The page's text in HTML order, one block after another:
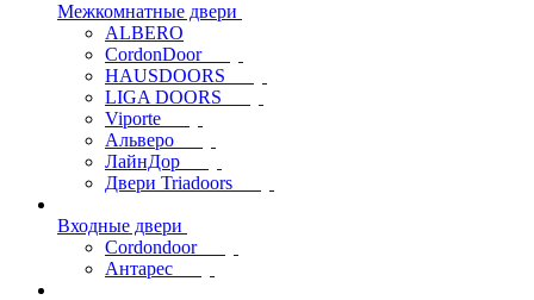
Межкомнатные двери
ALBERO
CordonDoor
HAUSDOORS
LIGA DOORS
Viporte
Альверо
ЛайнДор
Двери Triadoors
Входные двери
Cordondoor
Антарес